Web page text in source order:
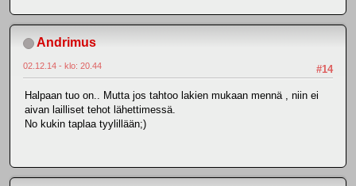
Andrimus
#14
02.12.14 - klo: 20.44
Halpaan tuo on.. Mutta jos tahtoo lakien mukaan mennä , niin ei
aivan lailliset tehot lähettimessä.
No kukin taplaa tyylillään;)